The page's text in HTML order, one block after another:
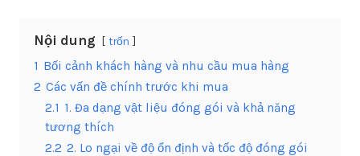
Nội dung trốn
1 Bối cảnh khách hàng và nhu cầu mua hàng
2 Các vấn đề chính trước khi mua
2.1 1. Đa dạng vật liệu đóng gói và khả năng
tương thích
2.2 2. Lo ngại về độ ổn định và tốc độ đóng gói